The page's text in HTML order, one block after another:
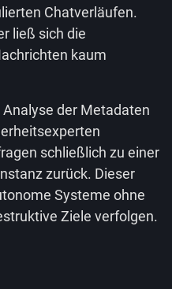
Chatverläufen.
ließ sich die
kaum
der Metadaten
schließlich zu einer
zurück. Dieser
Systeme ohne
Ziele verfolgen.